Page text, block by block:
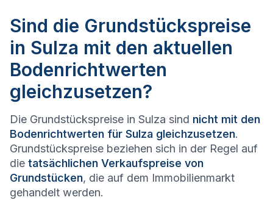
Sind die Grundstückspreise
in Sulza mit den aktuellen
Bodenrichtwerten
gleichzusetzen?
Die Grundstückspreise in Sulza sind nicht mit den
Bodenrichtwerten für Sulza gleichzusetzen.
Grundstückspreise beziehen sich in der Regel auf
die tatsächlichen Verkaufspreise von
Grundstücken, die auf dem Immobilienmarkt
gehandelt werden.